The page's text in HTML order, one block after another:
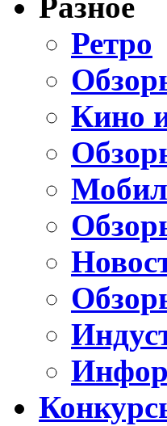
Разное
Ретро
Кино